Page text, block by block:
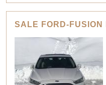
SALE FORD-FUSION